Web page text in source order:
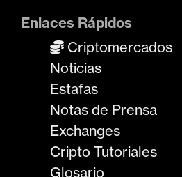
Enlaces Rápidos
Criptomercados
Noticias
Estafas
Notas de Prensa
Exchanges
Cripto Tutoriales
Glosario